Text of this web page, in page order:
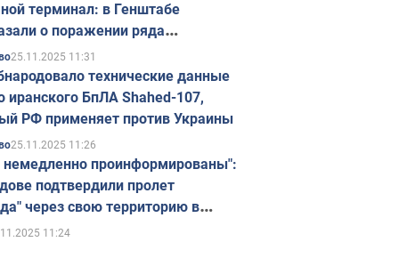
терминал: в Генштабе
о поражении ряда
объектов России
25.11.2025 11:31
технические данные
иранского БпЛА Shahed-107,
РФ применяет против Украины
25.11.2025 11:26
проинформированы":
подтвердили пролет
через свою территорию в
11:24